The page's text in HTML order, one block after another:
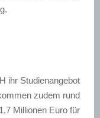
ihr Studienangebot
zudem rund
Millionen Euro für